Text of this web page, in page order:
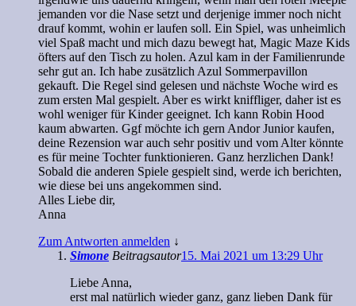
jemanden vor die Nase setzt und derjenige immer noch nicht
drauf kommt, wohin er laufen soll. Ein Spiel, was unheimlich
viel Spaß macht und mich dazu bewegt hat, Magic Maze Kids
öfters auf den Tisch zu holen. Azul kam in der Familienrunde
sehr gut an. Ich habe zusätzlich Azul Sommerpavillon
gekauft. Die Regel sind gelesen und nächste Woche wird es
zum ersten Mal gespielt. Aber es wirkt kniffliger, daher ist es
wohl weniger für Kinder geeignet. Ich kann Robin Hood
kaum abwarten. Ggf möchte ich gern Andor Junior kaufen,
deine Rezension war auch sehr positiv und vom Alter könnte
es für meine Tochter funktionieren. Ganz herzlichen Dank!
Sobald die anderen Spiele gespielt sind, werde ich berichten,
wie diese bei uns angekommen sind.
Alles Liebe dir,
Anna
Zum Antworten anmelden ↓
Simone Beitragsautor15. Mai 2021 um 13:29 Uhr
Liebe Anna,
erst mal natürlich wieder ganz, ganz lieben Dank für